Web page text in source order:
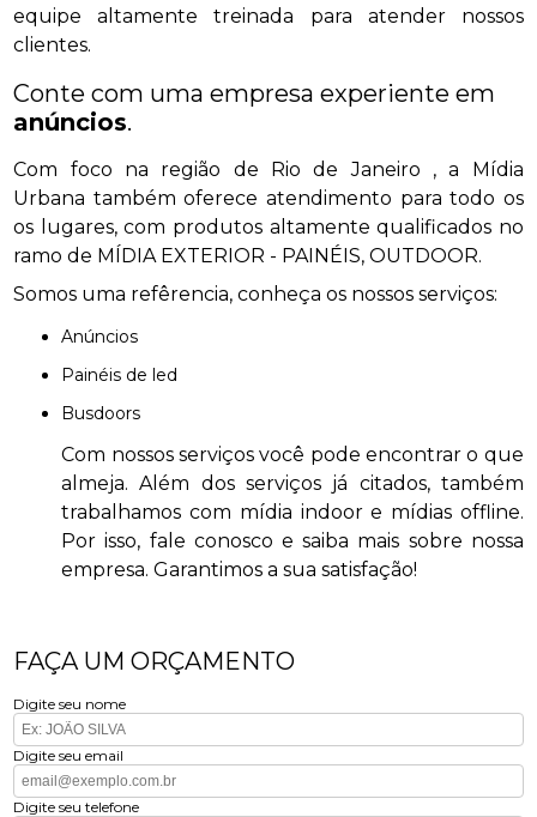
equipe altamente treinada para atender nossos
clientes.
Conte com uma empresa experiente em
anúncios.
Com foco na região de Rio de Janeiro , a Mídia
Urbana também oferece atendimento para todo os
os lugares, com produtos altamente qualificados no
ramo de MÍDIA EXTERIOR - PAINÉIS, OUTDOOR.
Somos uma refêrencia, conheça os nossos serviços:
anúncios
painéis de led
busdoors
Com nossos serviços você pode encontrar o que
almeja. Além dos serviços já citados, também
trabalhamos com mídia indoor e mídias offline.
Por isso, fale conosco e saiba mais sobre nossa
empresa. Garantimos a sua satisfação!
FAÇA UM ORÇAMENTO
Digite seu nome
Digite seu email
Digite seu telefone